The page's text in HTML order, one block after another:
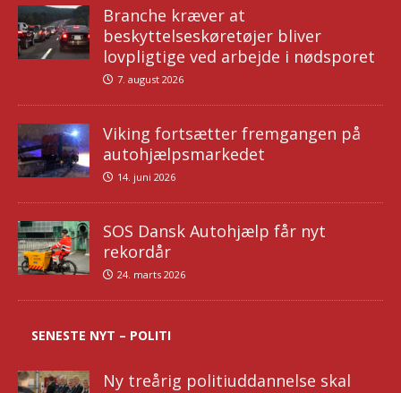
Branche kræver at
beskyttelseskøretøjer bliver
lovpligtige ved arbejde i nødsporet
7. august 2026
Viking fortsætter fremgangen på
autohjælpsmarkedet
14. juni 2026
SOS Dansk Autohjælp får nyt
rekordår
24. marts 2026
SENESTE NYT – POLITI
Ny treårig politiuddannelse skal